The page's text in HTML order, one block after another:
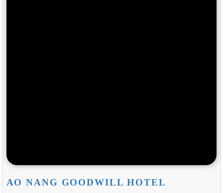
AO NANG GOODWILL HOTEL